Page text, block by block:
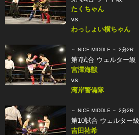
たくちゃん
vs.
わっしょい横ちゃん
～ NICE MIDDLE ～ 2分2R
第7試合 ウェルター級
宮澤海獣
vs.
湾岸警備隊
～ NICE MIDDLE ～ 2分2R
第10試合 ウェルター級
吉田祐希